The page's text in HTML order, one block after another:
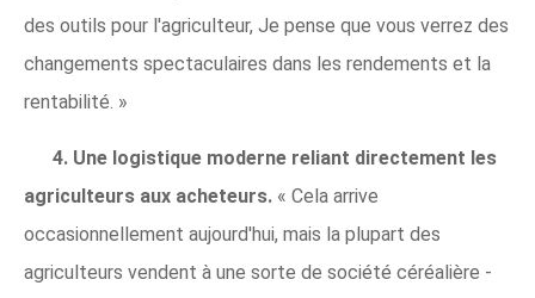
des outils pour l'agriculteur, Je pense que vous verrez des
changements spectaculaires dans les rendements et la
rentabilité. »
4. Une logistique moderne reliant directement les
agriculteurs aux acheteurs. « Cela arrive
occasionnellement aujourd'hui, mais la plupart des
agriculteurs vendent à une sorte de société céréalière -